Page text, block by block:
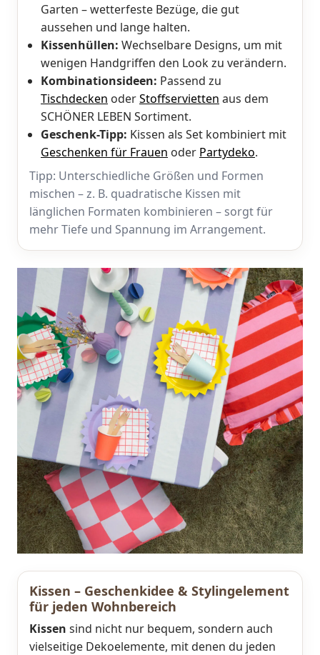
Garten – wetterfeste Bezüge, die gut
aussehen und lange halten.
Kissenhüllen: Wechselbare Designs, um mit
wenigen Handgriffen den Look zu verändern.
Kombinationsideen: Passend zu
Tischdecken oderStoffservietten aus dem
SCHÖNER LEBEN Sortiment.
Geschenk-Tipp: Kissen als Set kombiniert mit
Geschenken für Frauen oder Partydeko.
Tipp: Unterschiedliche Größen und Formen
mischen – z. B. quadratische Kissen mit
länglichen Formaten kombinieren – sorgt für
mehr Tiefe und Spannung im Arrangement.
Kissen – Geschenkidee & Stylingelement
für jeden Wohnbereich
Kissen sind nicht nur bequem, sondern auch
vielseitige Dekoelemente, mit denen du jeden